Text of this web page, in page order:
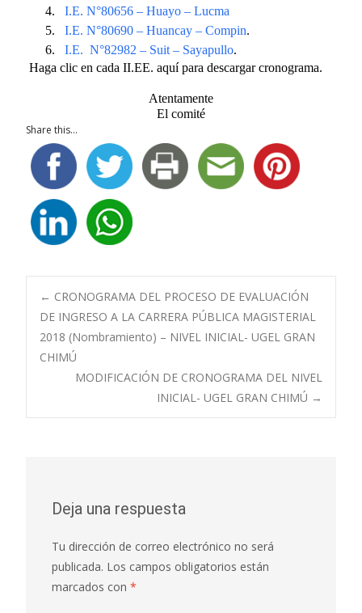
4.
I.E. N°80656 – Huayo – Lucma
5.
I.E. N°80690 – Huancay – Compin.
6.
I.E. N°82982 – Suit – Sayapullo.
Haga clic en cada II.EE. aquí para descargar cronograma.
Atentamente
El comité
Share this...
Navegación
de
entradas
← CRONOGRAMA DEL PROCESO DE EVALUACIÓN
DE INGRESO A LA CARRERA PÚBLICA MAGISTERIAL
2018 (Nombramiento) – NIVEL INICIAL- UGEL GRAN
CHIMÚ
MODIFICACIÓN DE CRONOGRAMA DEL NIVEL
INICIAL- UGEL GRAN CHIMÚ →
Deja una respuesta
Tu dirección de correo electrónico no será
publicada. Los campos obligatorios están
marcados con *